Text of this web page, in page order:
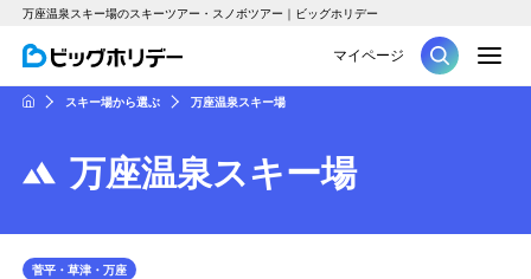
万座温泉スキー場のスキーツアー・スノボツアー｜ビッグホリデー
ツアー
マイページ
HOMEスキー場から選ぶ 万座温泉スキー場
万座温泉スキー場
菅平・草津・万座